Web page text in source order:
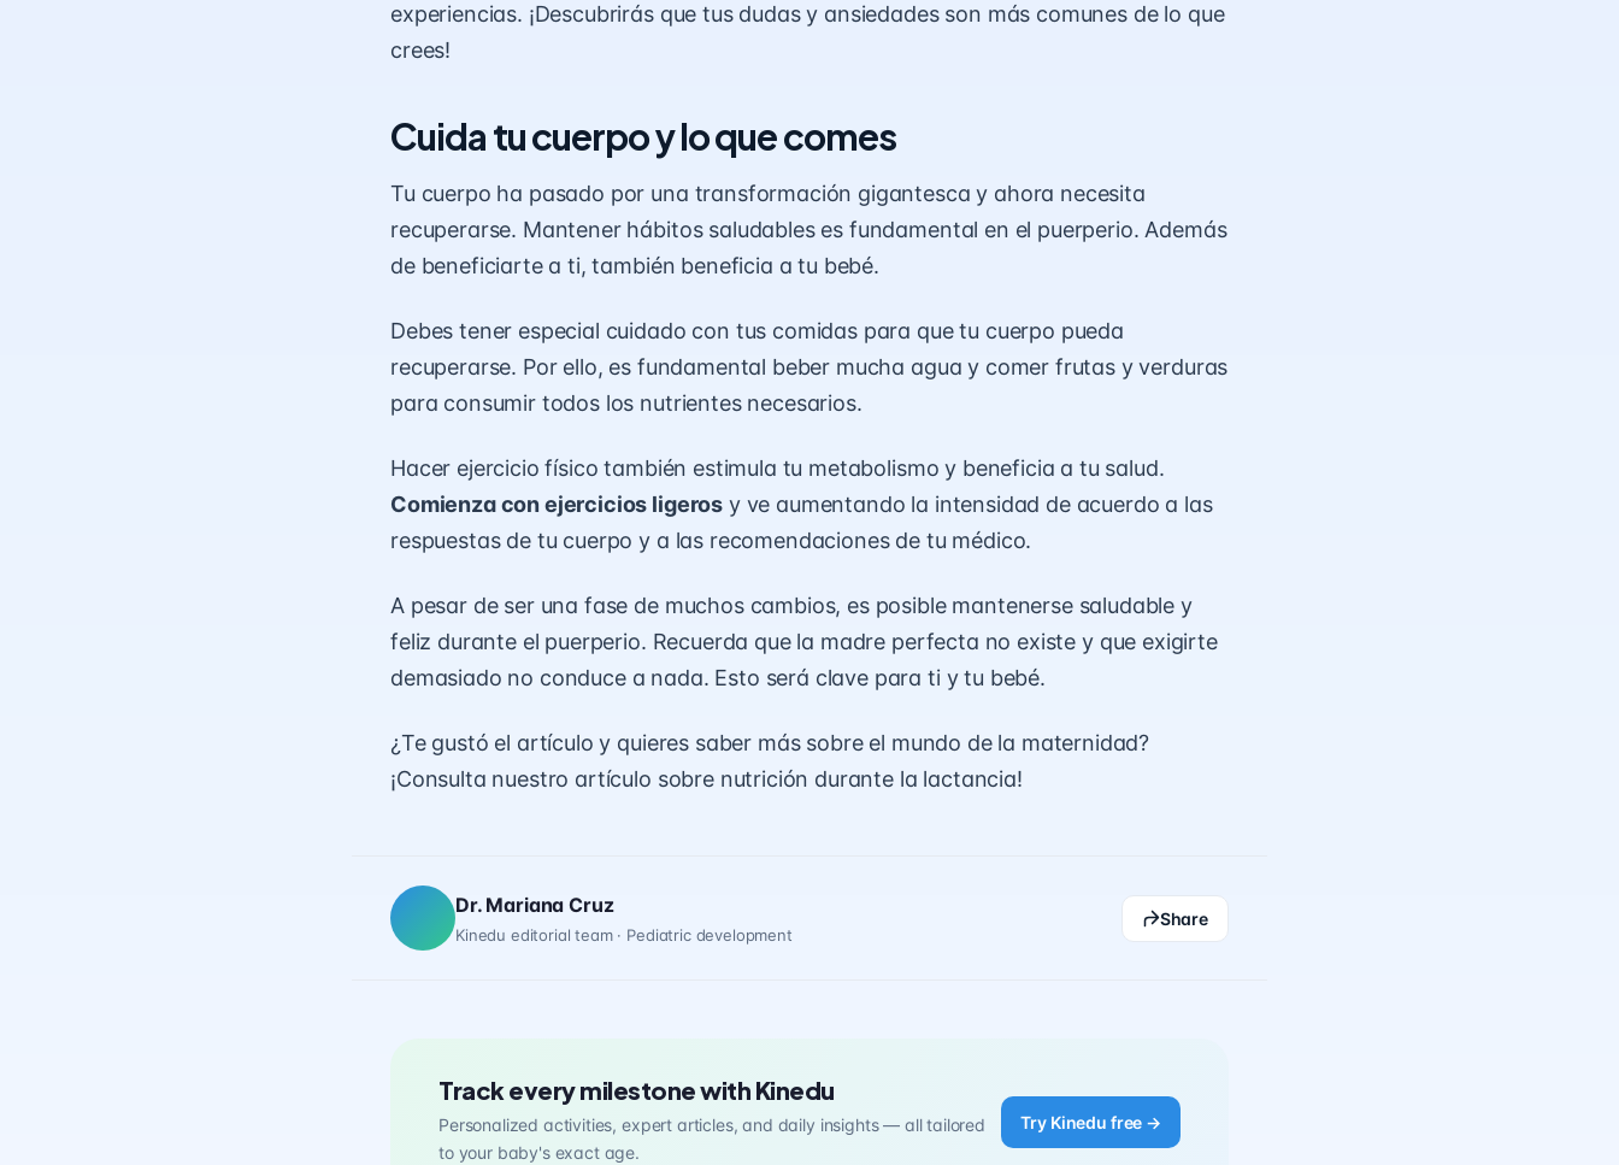
experiencias. ¡Descubrirás que tus dudas y ansiedades son más comunes de lo que
crees!
Cuida tu cuerpo y lo que comes
Tu cuerpo ha pasado por una transformación gigantesca y ahora necesita
recuperarse. Mantener hábitos saludables es fundamental en el puerperio. Además
de beneficiarte a ti, también beneficia a tu bebé.
Debes tener especial cuidado con tus comidas para que tu cuerpo pueda
recuperarse. Por ello, es fundamental beber mucha agua y comer frutas y verduras
para consumir todos los nutrientesnecesarios.
Hacer ejercicio físico también estimula tu metabolismo y beneficia a tu salud.
Comienza con ejercicios ligeros y ve aumentando la intensidad de acuerdo a las
respuestas de tu cuerpo y a las recomendaciones de tu médico.
A pesar de ser una fase de muchos cambios, es posible mantenerse saludable y
feliz durante el puerperio. Recuerda que la madre perfecta no existe y que exigirte
demasiado no conduce a nada. Esto será clave para ti y tu bebé.
¿Te gustó el artículo y quieres saber más sobre el mundo de la maternidad?
¡Consulta nuestro artículo sobre nutrición durante la lactancia!
Dr. Mariana Cruz
Kinedu editorial team · Pediatric development
Share
Track every milestone with Kinedu
Personalized activities, expert articles, and daily insights — all tailored
to your baby's exact age.
Try Kinedu free →